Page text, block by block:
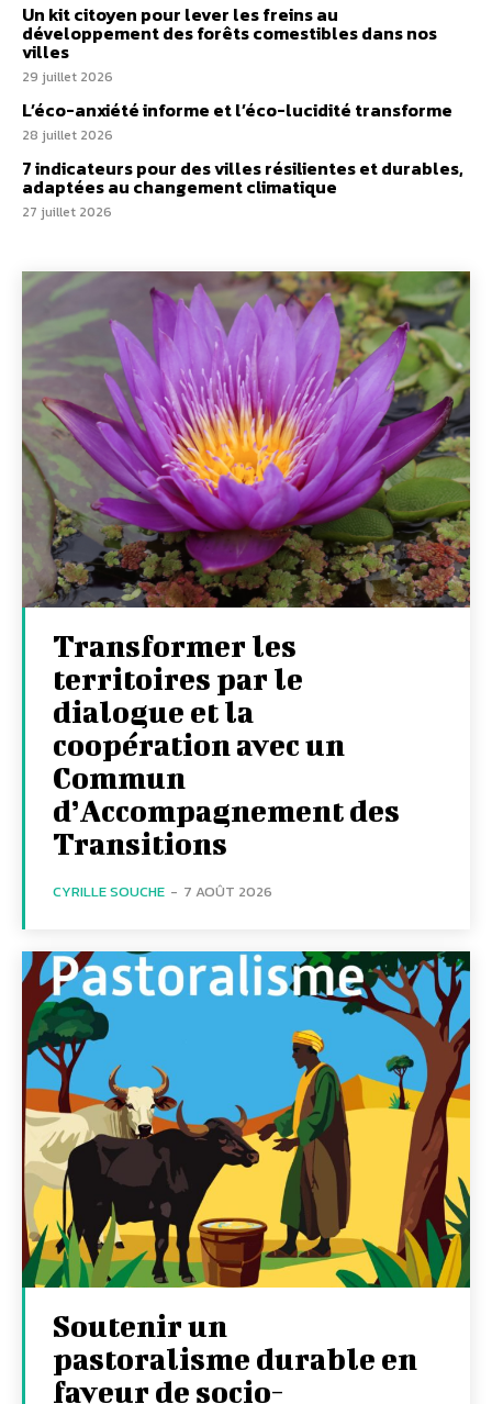
Un kit citoyen pour lever les freins au
développement des forêts comestibles dans nos
villes
29 juillet 2026
L’éco-anxiété informe et l’éco-lucidité transforme
28 juillet 2026
7 indicateurs pour des villes résilientes et durables,
adaptées au changement climatique
27 juillet 2026
Transformer les
territoires par le
dialogue et la
coopération avec un
Commun
d’Accompagnement des
Transitions
CYRILLE SOUCHE - 7 AOÛT 2026
Soutenir un
pastoralisme durable en
faveur de socio-